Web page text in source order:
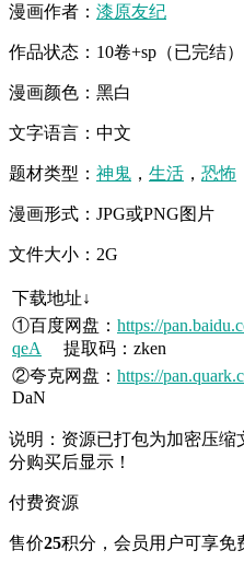
漫画作者： 漆原友纪
作品状态：10卷+sp（已完结）
漫画颜色：黑白
文字语言：中文
题材类型： 神鬼 ， 生活 ， 恐怖
漫画形式：JPG或PNG图片
文件大小：2G
下载地址↓
①百度网盘： https://
qeA
提取码：zken
②夸克网盘： https://
DaN
说明：资源已打包为加密压
分购买后显示！
付费资源
售价25积分 ，会员用户可享免